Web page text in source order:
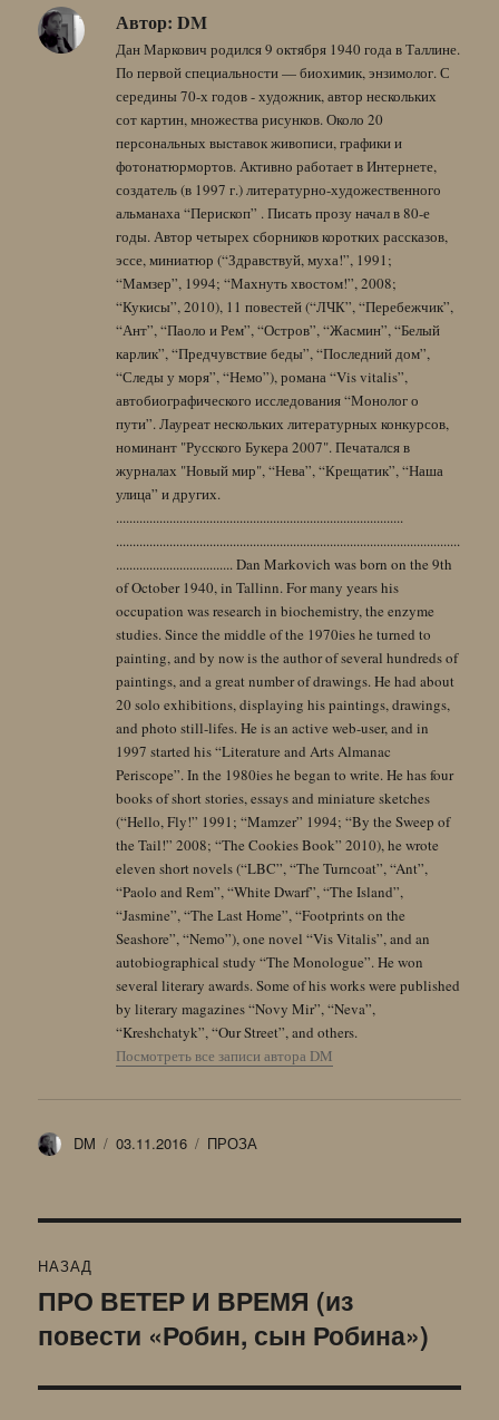
Автор: DM
Дан Маркович родился 9 октября 1940 года в Таллине.
По первой специальности — биохимик, энзимолог. С
середины 70-х годов - художник, автор нескольких
сот картин, множества рисунков. Около 20
персональных выставок живописи, графики и
фотонатюрмортов. Активно работает в Интернете,
создатель (в 1997 г.) литературно-художественного
альманаха “Перископ” . Писать прозу начал в 80-е
годы. Автор четырех сборников коротких рассказов,
эссе, миниатюр (“Здравствуй, муха!”, 1991;
“Мамзер”, 1994; “Махнуть хвостом!”, 2008;
“Кукисы”, 2010), 11 повестей (“ЛЧК”, “Перебежчик”,
“Ант”, “Паоло и Рем”, “Остров”, “Жасмин”, “Белый
карлик”, “Предчувствие беды”, “Последний дом”,
“Следы у моря”, “Немо”), романа “Vis vitalis”,
автобиографического исследования “Монолог о
пути”. Лауреат нескольких литературных конкурсов,
номинант "Русского Букера 2007". Печатался в
журналах "Новый мир", “Нева”, “Крещатик”, “Наша
улица” и других.
......................................................................................
.......................................................................................................
................................... Dan Markovich was born on the 9th
of October 1940, in Tallinn. For many years his
occupation was research in biochemistry, the enzyme
studies. Since the middle of the 1970ies he turned to
painting, and by now is the author of several hundreds of
paintings, and a great number of drawings. He had about
20 solo exhibitions, displaying his paintings, drawings,
and photo still-lifes. He is an active web-user, and in
1997 started his “Literature and Arts Almanac
Periscope”. In the 1980ies he began to write. He has four
books of short stories, essays and miniature sketches
(“Hello, Fly!” 1991; “Mamzer” 1994; “By the Sweep of
the Tail!” 2008; “The Cookies Book” 2010), he wrote
eleven short novels (“LBC”, “The Turncoat”, “Ant”,
“Paolo and Rem”, “White Dwarf”, “The Island”,
“Jasmine”, “The Last Home”, “Footprints on the
Seashore”, “Nemo”), one novel “Vis Vitalis”, and an
autobiographical study “The Monologue”. He won
several literary awards. Some of his works were published
by literary magazines “Novy Mir”, “Neva”,
“Kreshchatyk”, “Our Street”, and others.
Посмотреть все записи автора DM
Автор
DM Опубликовано
03.11.2016 Рубрики
ПРОЗА
по
записям
НАЗАД
Предыдущая
запись:
ПРО ВЕТЕР И ВРЕМЯ (из
повести «Робин, сын Робина»)